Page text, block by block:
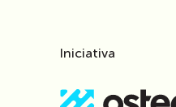
Iniciativa